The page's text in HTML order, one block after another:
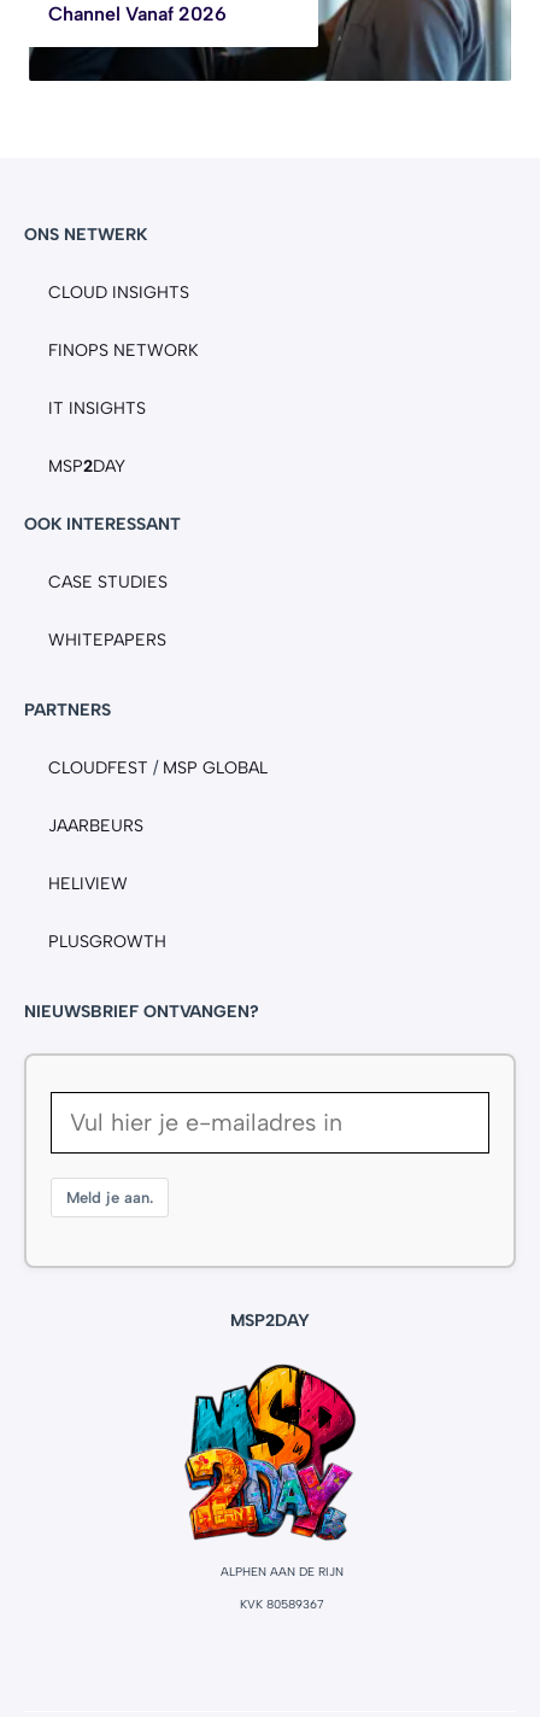
Channel Vanaf 2026
ONS NETWERK
CLOUD INSIGHTS
FINOPS NETWORK
IT INSIGHTS
MSP2DAY
OOK INTERESSANT
CASE STUDIES
WHITEPAPERS
PARTNERS
CLOUDFEST / MSP GLOBAL
JAARBEURS
HELIVIEW
PLUSGROWTH
NIEUWSBRIEF ONTVANGEN?
Meld je aan.
MSP2DAY
ALPHEN AAN DE RIJN
KVK 80589367